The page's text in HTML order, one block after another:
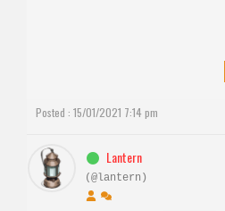
Posted : 15/01/2021 7:14 pm
Lantern
(@lantern)